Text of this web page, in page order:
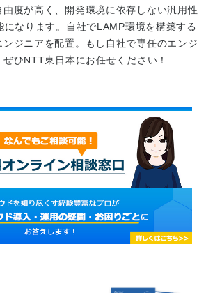
由度が高く、開発環境に依存しない汎用性
なります。自社でLAMP環境を構築する
ジニアを配置。もし自社で専任のエンジ
ひNTT東日本にお任せください！